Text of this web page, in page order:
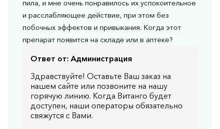
пила, и мне очень понравилось их успокоительное
и расслабляющее действие, при этом без
побочных эффектов и привыкания. Когда этот
препарат появится на складе или в аптеке?
Ответ от: Администрация
Здравствуйте! Оставьте Ваш заказ на
нашем сайте или позвоните на нашу
горячую линию. Когда Витанго будет
доступен, наши операторы обязательно
свяжутся с Вами.